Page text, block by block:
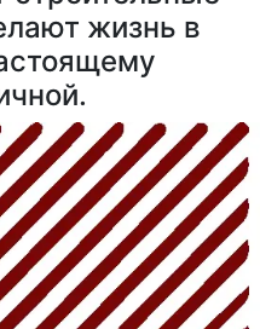
жизнь в